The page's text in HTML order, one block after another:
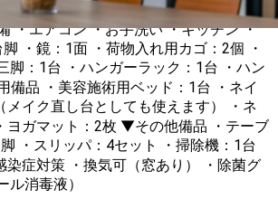
広さ スペース 20㎡ 収
・鏡：1面 ・荷物入れ用カゴ：2個 ・
：1台 ・ハンガーラック：1台 ・ハン
イク直し台としても使えます） ・ネ
：2枚 ▼その他備品 ・テーブ
リッパ：4セット ・掃除機：1台
ル消毒液）